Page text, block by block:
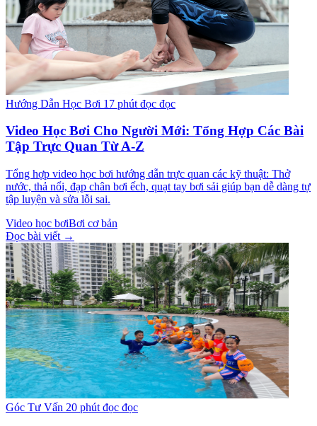
Hướng Dẫn Học Bơi 17 phút đọc đọc
Video Học Bơi Cho Người Mới: Tổng Hợp Các Bài
Tập Trực Quan Từ A-Z
Tổng hợp video học bơi hướng dẫn trực quan các kỹ thuật: Thở
nước, thả nổi, đạp chân bơi ếch, quạt tay bơi sải giúp bạn dễ dàng tự
tập luyện và sửa lỗi sai.
Video học bơiBơi cơ bản
Đọc bài viết →
Góc Tư Vấn 20 phút đọc đọc